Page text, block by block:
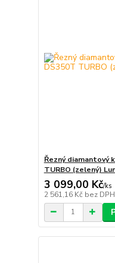
Řezný diamantový
TURBO (zelený)
3 099,00 Kč/ks
2 561,16 Kč bez DPH